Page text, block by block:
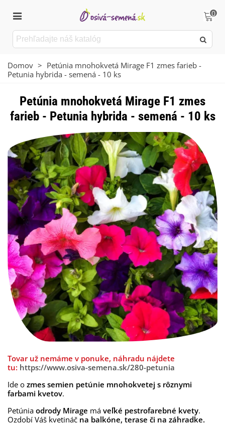
0
Domov > Petúnia mnohokvetá Mirage F1 zmes farieb -
Petunia hybrida - semená - 10 ks
Petúnia mnohokvetá Mirage F1 zmes
farieb - Petunia hybrida - semená - 10 ks
Tovar už nemáme v ponuke, náhradu nájdete
tu: https://www.osiva-semena.sk/280-petunia
Ide o zmes semien petúnie mnohokvetej s rôznymi
farbami kvetov.
Petúnia odrody Mirage má veľké pestrofarebné kvety.
Ozdobí Váš kvetináč na balkóne, terase či na záhradke.